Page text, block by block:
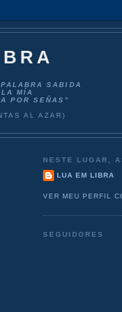
SABIDA
MÍA
POR SEÑAS”
AL AZAR)
NESTE LUGAR,
LUA EM LIBRA
VER MEU PERFIL
SEGUIDORES